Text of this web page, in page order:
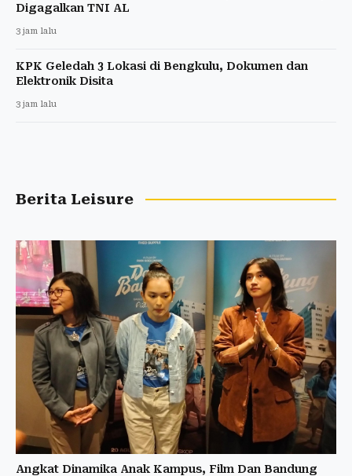
Digagalkan TNI AL
3 jam lalu
KPK Geledah 3 Lokasi di Bengkulu, Dokumen dan
Elektronik Disita
3 jam lalu
Berita Leisure
Angkat Dinamika Anak Kampus, Film Dan Bandung